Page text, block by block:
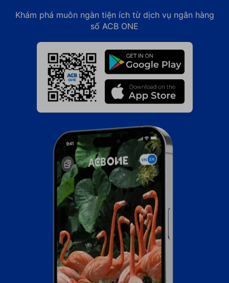
Khám phá muôn ngàn tiện ích từ dịch vụ ngân hàng
số ACB ONE